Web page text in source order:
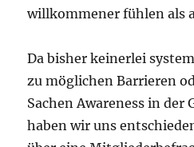
willkommener fühlen als
Da bisher keinerlei
zu möglichen Barrieren
Sachen Awareness in der
haben wir uns